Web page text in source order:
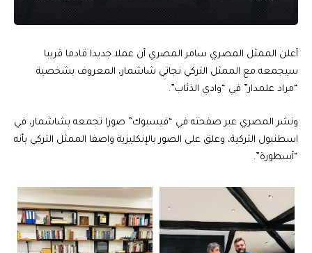
أعلن الممثل المصري سامر المصري أن عملا جديدا قادما قريبا
سيجمعه مع الممثل التركي نجاتي شاشمار، المعروف بشخصية
“مراد علمدار” في “وادي الذئاب”.
ونشر المصري عبر صفحته في “فيسبوك” صورا تجمعه بشاشمار، في
اسطنبول التركية، وعلق على الصور بالإنكليزية واصفا الممثل التركي بأنه
“أسطورة”.